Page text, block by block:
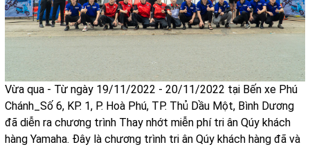
Vừa qua - Từ ngày 19/11/2022 - 20/11/2022 tại Bến xe Phú
Chánh_Số 6, KP. 1, P. Hoà Phú, TP. Thủ Dầu Một, Bình Dương
đã diễn ra chương trình Thay nhớt miễn phí tri ân Qúy khách
hàng Yamaha. Đây là chương trình tri ân Qúy khách hàng đã và